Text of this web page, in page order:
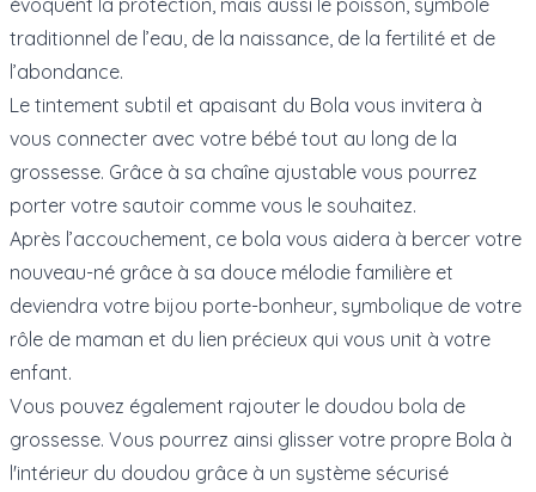
traditionnel de l’eau, de la naissance, de la fertilité et de
l’abondance.
Le tintement subtil et apaisant du Bola vous invitera à
vous connecter avec votre bébé tout au long de la
grossesse. Grâce à sa chaîne ajustable vous pourrez
porter votre sautoir comme vous le souhaitez.
Après l’accouchement, ce bola vous aidera à bercer votre
nouveau-né grâce à sa douce mélodie familière et
deviendra votre bijou porte-bonheur, symbolique de votre
rôle de maman et du lien précieux qui vous unit à votre
enfant.
Vous pouvez également rajouter le doudou bola de
grossesse. Vous pourrez ainsi glisser votre propre Bola à
l'intérieur du doudou grâce à un système sécurisé